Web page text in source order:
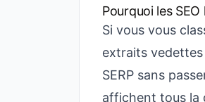
Pourquoi les SEO
Si vous vous
extraits vedettes
SERP sans
affichent tous la